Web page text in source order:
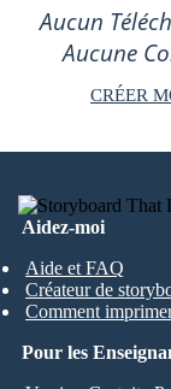
Aucun
Aucune
CRÉER
Aidez-moi
Aide et FAQ
Créateur de
Comment
Pour les